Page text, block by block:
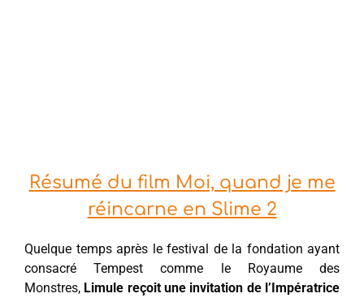
Résumé du film Moi, quand je me
réincarne en Slime 2
Quelque temps après le festival de la fondation ayant
consacré Tempest comme le Royaume des
Monstres, Limule reçoit une invitation de l’Impératrice